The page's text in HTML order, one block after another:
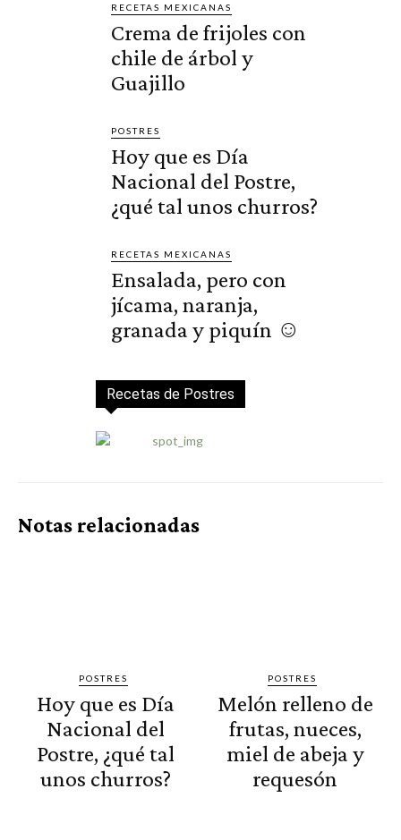
RECETAS MEXICANAS
Crema de frijoles con
chile de árbol y
Guajillo
POSTRES
Hoy que es Día
Nacional del Postre,
¿qué tal unos churros?
RECETAS MEXICANAS
Ensalada, pero con
jícama, naranja,
granada y piquín ☺️
Recetas de Postres
Notas relacionadas
POSTRES
Hoy que es Día
Nacional del
Postre, ¿qué tal
unos churros?
POSTRES
Melón relleno de
frutas, nueces,
miel de abeja y
requesón